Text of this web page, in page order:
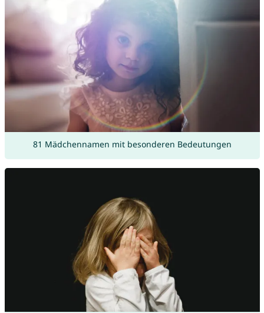
81 Mädchennamen mit besonderen Bedeutungen